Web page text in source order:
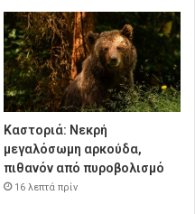
Καστοριά: Νεκρή
μεγαλόσωμη αρκούδα,
πιθανόν από πυροβολισμό
16 λεπτά πρίν